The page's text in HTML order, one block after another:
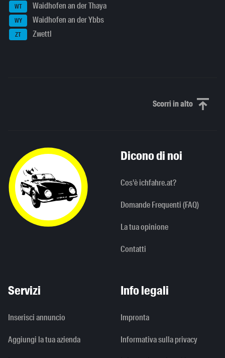
WT Waidhofen an der Thaya
WY Waidhofen an der Ybbs
ZT Zwettl
Scorri in altoScorri in alto
Dicono di noi
Cos'è ichfahre.at?
Domande Frequenti (FAQ)
La tua opinione
Contatti
Servizi
Inserisci annuncio
Aggiungi la tua azienda
Info legali
Impronta
Informativa sulla privacy